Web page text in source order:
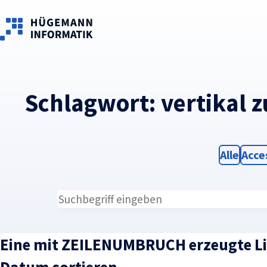
Schlagwort: vertikal
Filter
Alle
Eine mit ZEILENUMBRUCH erzeugte